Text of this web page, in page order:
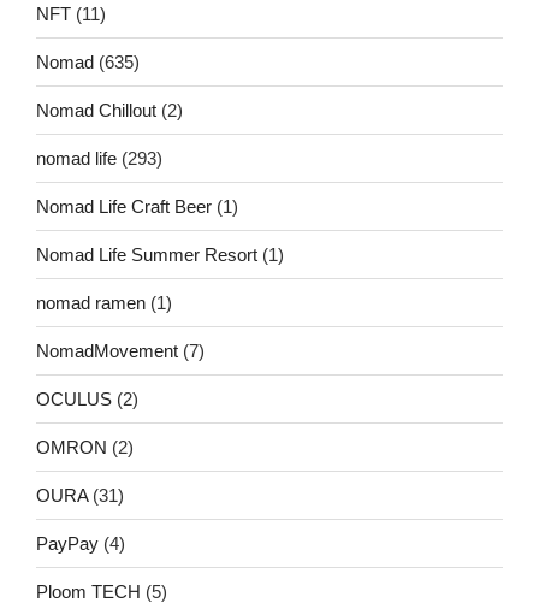
NFT (11)
Nomad (635)
Nomad Chillout (2)
nomad life (293)
Nomad Life Craft Beer (1)
Nomad Life Summer Resort (1)
nomad ramen (1)
NomadMovement (7)
OCULUS (2)
OMRON (2)
OURA(31)
PayPay (4)
Ploom TECH (5)